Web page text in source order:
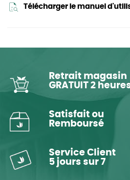
Télécharger le manuel
Retrait magasin
GRATUIT 2
Satisfait ou
Remboursé
Service Client
5 jours sur 7